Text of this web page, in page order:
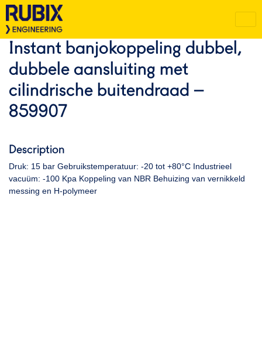
Instant banjokoppeling dubbel,
dubbele aansluiting met
cilindrische buitendraad –
859907
Description
Druk: 15 bar Gebruikstemperatuur: -20 tot +80°C Industrieel
vacuüm: -100 Kpa Koppeling van NBR Behuizing van vernikkeld
messing en H-polymeer